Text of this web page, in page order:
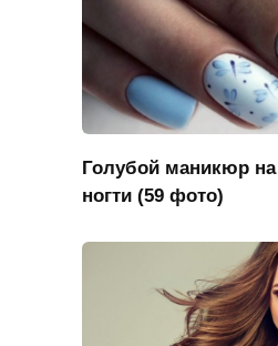
Голубой маникюр на
ногти (59 фото)